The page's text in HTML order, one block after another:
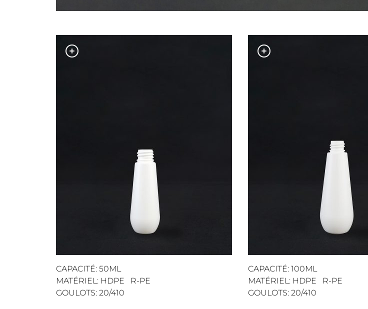
CAPACITÉ: 50ML
MATÉRIEL: HDPE R-PE
GOULOTS: 20/410
CAPACITÉ: 100ML
MATÉRIEL: HDPE R-PE
GOULOTS: 20/410